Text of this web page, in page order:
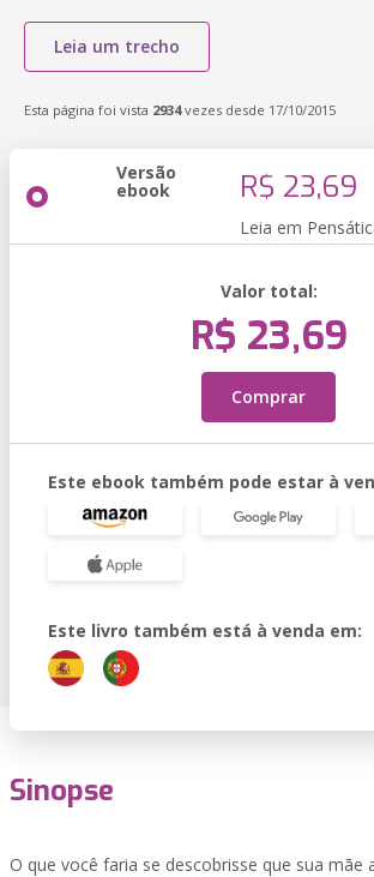
Leia um trecho
Esta página foi vista 2934vezes desde 17/10/2015
Versão
ebook R$ 23,69
Leia em
Valor total:
R$ 23,69
Comprar
Este ebook também pode estar à
Este livro também está à venda em:
Sinopse
O que você faria se descobrisse que sua mãe